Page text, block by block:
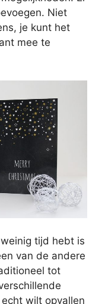
Niet
je kunt het
mee te
tijd hebt is
van de andere
tot
wilt opvallen